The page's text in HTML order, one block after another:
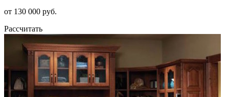
от 130 000 руб.
Рассчитать